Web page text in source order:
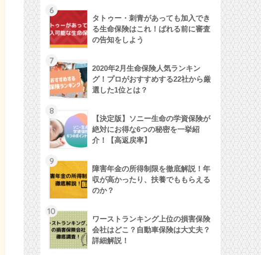
6
タトゥー・刺青があっても加入でき
る生命保険はこれ！ばれる前に審査
の告知をしよう
7
2020年2月生命保険人気ランキン
グ！プロがおすすめする22社から厳
選した1位とは？
8
【決定版】ソニー生命の学資保険が
絶対にお得な6つの秘密を一挙紹
介！【高返戻率】
9
障害年金の所得制限を徹底解説！年
収が高かったり、扶養でももらえる
のか？
10
ワーストランキング上位の損害保険
会社はどこ？自動車保険は大丈夫？
詳細解説！